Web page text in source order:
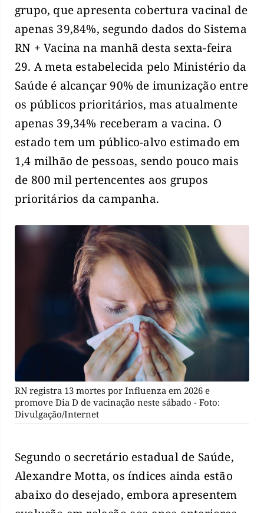
grupo, que apresenta cobertura vacinal de
apenas 39,84%, segundo dados do Sistema
RN + Vacina na manhã desta sexta-feira
29. A meta estabelecida pelo Ministério da
Saúde é alcançar 90% de imunização entre
os públicos prioritários, mas atualmente
apenas 39,34% receberam a vacina. O
estado tem um público-alvo estimado em
1,4 milhão de pessoas, sendo pouco mais
de 800 mil pertencentes aos grupos
prioritários da campanha.
RN registra 13 mortes por Influenza em 2026 e
promove Dia D de vacinação neste sábado - Foto:
Divulgação/Internet
Segundo o secretário estadual de Saúde,
Alexandre Motta, os índices ainda estão
abaixo do desejado, embora apresentem